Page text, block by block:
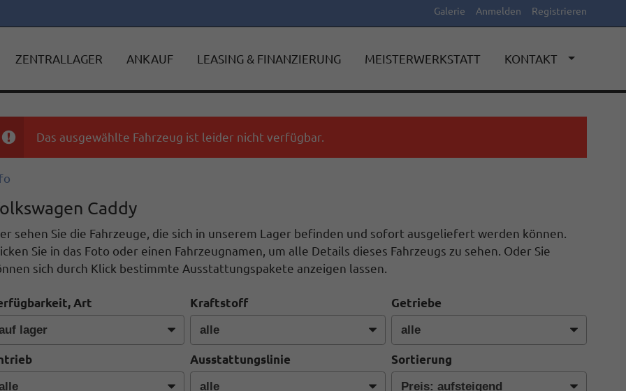
Galerie Anmelden Registrieren
ZENTRALLAGER ANKAUF LEASING & FINANZIERUNG MEISTERWERKSTATT KONTAKT
Das ausgewählte Fahrzeug ist leider nicht verfügbar.
Caddy
sehen Sie die Fahrzeuge, die sich in unserem Lager befinden und sofort ausgeliefert werden können.
Sie in das Foto oder einen Fahrzeugnamen, um alle Details dieses Fahrzeugs zu sehen. Oder Sie
sich durch Klick bestimmte Ausstattungspakete anzeigen lassen.
Art Kraftstoff Getriebe
Ausstattungslinie Sortierung